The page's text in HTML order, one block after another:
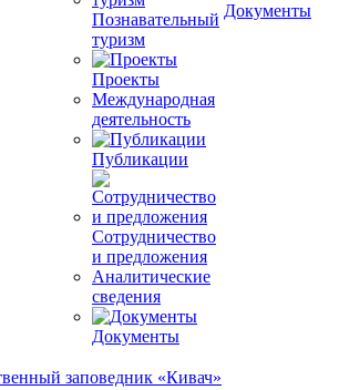
Познавательный
туризм
Проекты
Международная
деятельность
Публикации
Сотрудничество
и предложения
Аналитические
сведения
Документы
Документы